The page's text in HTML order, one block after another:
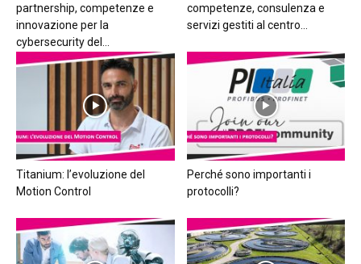
partnership, competenze e
innovazione per la
cybersecurity del...
competenze, consulenza e
servizi gestiti al centro...
Titanium: l’evoluzione del
Motion Control
Perché sono importanti i
protocolli?